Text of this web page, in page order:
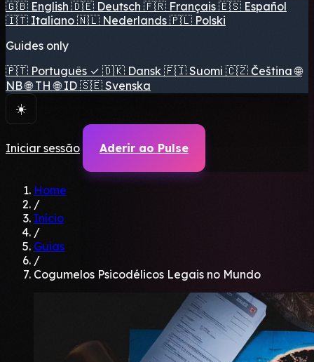
🇬🇧 English 🇩🇪 Deutsch 🇫🇷 Français 🇪🇸 Español
🇮🇹 Italiano 🇳🇱 Nederlands 🇵🇱 Polski
Guides only
🇵🇹 Português ✓ 🇩🇰 Dansk 🇫🇮 Suomi 🇨🇿 Čeština 🌐
NB 🌐 TH 🌐 ID 🇸🇪 Svenska
☀️
Iniciar sessão Aderir ao Pulse
Home
/
Início
/
Guias
/
Cogumelos Psicodélicos Legais no Mundo